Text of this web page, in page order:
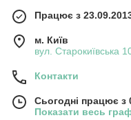
Працює з
м. Київ
вул. Старокиївська
Контакти
Сьогодні працює з
Показати весь